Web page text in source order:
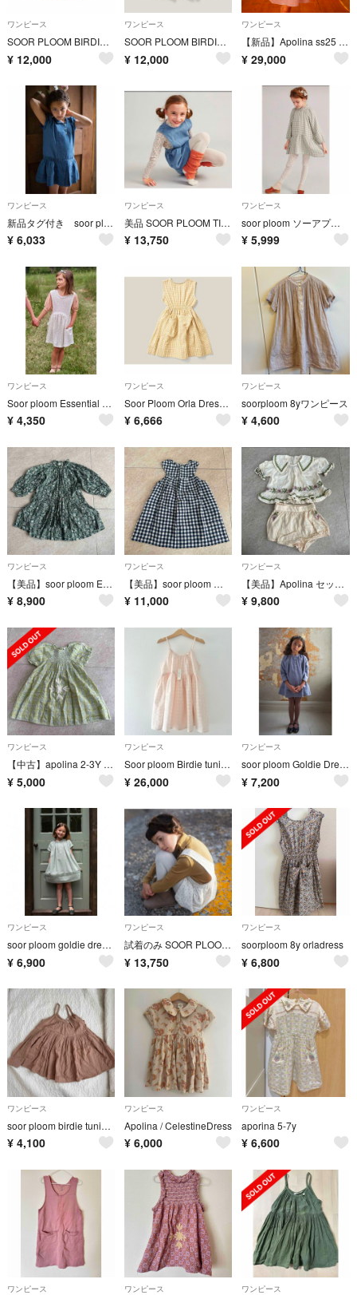
ワンピース
SOOR PLOOM BIRDIE TUNIC (CHAMBREY)12y
¥ 12,000
ワンピース
SOOR PLOOM BIRDIE TUNIC (Floret)10y
¥ 12,000
ワンピース
【新品】Apolina ss25 ワンピース 7-9y
¥ 29,000
ワンピース
新品タグ付き soor ploom Lucille Dress 5y
¥ 6,033
ワンピース
美品 SOOR PLOOM TIPPI PINAFORE
¥ 13,750
ワンピース
soor ploom ソーアプルーム Edith Dress 5y
¥ 5,999
ワンピース
Soor ploom Essential Dunes Dress 6y
¥ 4,350
ワンピース
Soor Ploom Orla Dress in Gingham 4y
¥ 6,666
ワンピース
soorploom 8yワンピース
¥ 4,600
ワンピース
【美品】soor ploom Edith Dress 2yr
¥ 8,900
ワンピース
【美品】soor ploom ワンピース 5yr/112cm
¥ 11,000
ワンピース
【美品】Apolina セットアップ 2-3Y
¥ 9,800
ワンピース
【中古】apolina 2-3Y ワンピース
¥ 5,000
ワンピース
Soor ploom Birdie tunic 7Y
¥ 26,000
ワンピース
soor ploom Goldie Dress Powder 5y
¥ 7,200
ワンピース
soor ploom goldie dress Moonstone 5y
¥ 6,900
ワンピース
試着のみ SOOR PLOOM Play Pinafore
¥ 13,750
ワンピース
soorploom 8y orladress
¥ 6,800
ワンピース
soor ploom birdie tunic 4y
¥ 4,100
ワンピース
Apolina / CelestineDress
¥ 6,000
ワンピース
aporina 5-7y
¥ 6,600
ワンピース ワンピース ワンピース